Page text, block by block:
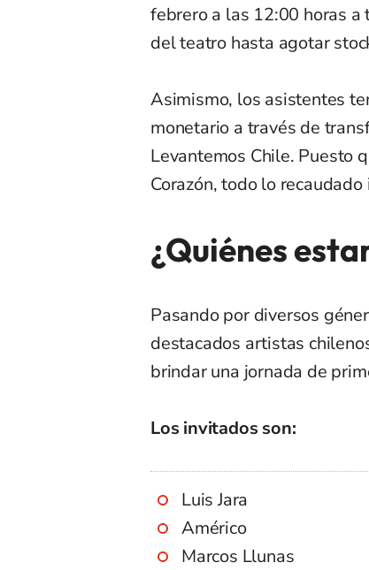
febrero a las 12:00 horas
del teatro hasta agotar
Asimismo, los asistentes
monetario a través de
Levantemos Chile. Puesto
Corazón, todo lo
¿Quiénes
Pasando por diversos
destacados artistas
brindar una jornada de
Los invitados son:
Luis Jara
Américo
Marcos Llunas